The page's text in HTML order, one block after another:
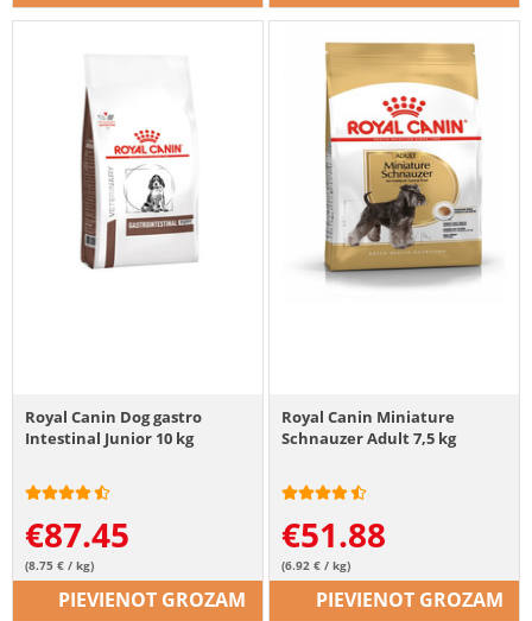
Royal Canin Dog gastro
Intestinal Junior 10 kg
€87.45
(8.75 € / kg)
PIEVIENOT GROZAM
Royal Canin Miniature
Schnauzer Adult 7,5 kg
€51.88
(6.92 € / kg)
PIEVIENOT GROZAM